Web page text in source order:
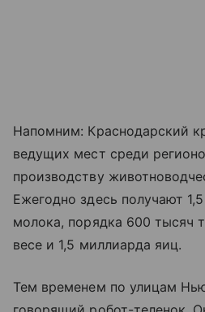
Напомним: Краснодарский
ведущих мест среди
производству
Ежегодно здесь получают
молока, порядка 600 тысяч
весе и 1,5 миллиарда яиц.
Тем временем по улицам